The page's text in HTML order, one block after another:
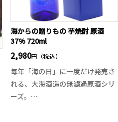
とした軽いシルクのような質感。
派手さを抑えた、研ぎ澄まされた
新潟淡麗の味わいです。
これには素材の味を活かした料理
や塩を使った料理が良さそうで
す。鶏レバー、ローストポーク、
鮎の塩焼き、帆立焼きや小籠包な
ども相性が良さそうです。
海からの贈りもの 芋焼酎 原酒
37% 720ml
2,980円（税込）
毎年「海の日」に一度だけ発売さ
れる、大海酒造の無濾過原酒シリ
ーズ。